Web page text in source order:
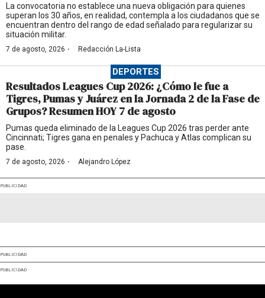
La convocatoria no establece una nueva obligación para quienes
superan los 30 años, en realidad, contempla a los ciudadanos que se
encuentran dentro del rango de edad señalado para regularizar su
situación militar.
7 de agosto, 2026 · Redacción La-Lista
DEPORTES
Resultados Leagues Cup 2026: ¿Cómo le fue a
Tigres, Pumas y Juárez en la Jornada 2 de la Fase de
Grupos? Resumen HOY 7 de agosto
Pumas queda eliminado de la Leagues Cup 2026 tras perder ante
Cincinnati; Tigres gana en penales y Pachuca y Atlas complican su
pase.
7 de agosto, 2026 · Alejandro López
PUBLICIDAD
PUBLICIDAD
PUBLICIDAD